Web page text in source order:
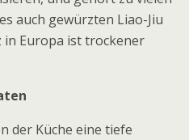
auch gewürzten Liao-Jiu
in Europa ist trockener
der Küche eine tiefe